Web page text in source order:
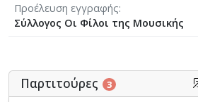
Προέλευση εγγραφής
Σύλλογος Οι Φίλοι της Μουσικής
Παρτιτούρες 3